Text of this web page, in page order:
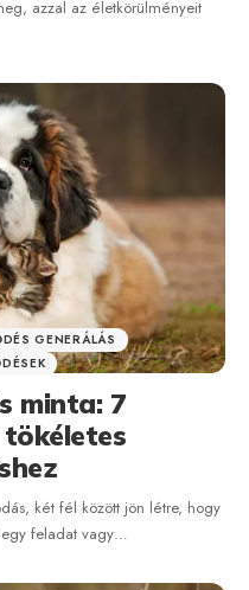
azzal az életkörülményeit
GENERÁLÁS
minta: 7
két fél között jön létre, hogy
feladat vagy…